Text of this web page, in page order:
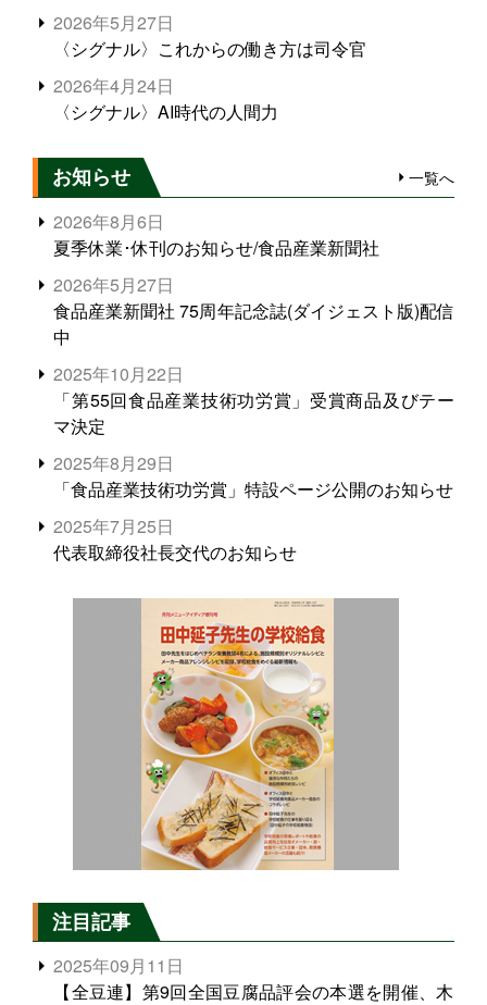
2026年5月27日
〈シグナル〉これからの働き方は司令官
2026年4月24日
〈シグナル〉AI時代の人間力
お知らせ 一覧へ
2026年8月6日
夏季休業･休刊のお知らせ/食品産業新聞社
2026年5月27日
食品産業新聞社 75周年記念誌(ダイジェスト版)配信
中
2025年10月22日
「第55回食品産業技術功労賞」受賞商品及びテー
マ決定
2025年8月29日
「食品産業技術功労賞」特設ページ公開のお知らせ
2025年7月25日
代表取締役社長交代のお知らせ
注目記事
2025年09月11日
【全豆連】第9回全国豆腐品評会の本選を開催、木